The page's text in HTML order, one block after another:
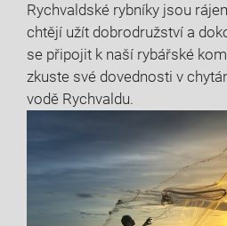
Rychvaldské rybníky jsou
chtějí užít dobrodružství a
se⁣ připojit k⁤ naší rybářské
zkuste své dovednosti v
vodě Rychvaldu.